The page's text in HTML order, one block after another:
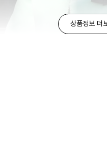
상품정보 더